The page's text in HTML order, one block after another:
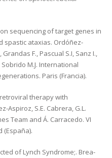
sequencing of target genes in
spastic ataxias. Ordóñez-
F., Pascual S.I, Sanz I.,
Sobrido M.J. International
Paris (Francia).
therapy with
Aspiroz, S.E. Cabrera, G.L.
Team and Á. Carracedo. VI
(España).
of Lynch Syndrome;. Brea-